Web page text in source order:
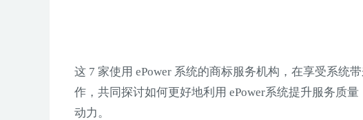
这 7 家使用 ePower 系统的商标服务机构，在享受系统
作，共同探讨如何更好地利用 ePower系统提升服务质量
动力。